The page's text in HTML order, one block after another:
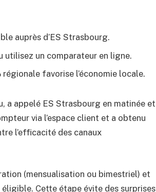
auprès d’ES Strasbourg.
utilisez un comparateur en ligne.
favorise l’économie locale.
a appelé ES Strasbourg en matinée et
via l’espace client et a obtenu
l’efficacité des canaux
(mensualisation ou bimestriel) et
éligible. Cette étape évite des surprises